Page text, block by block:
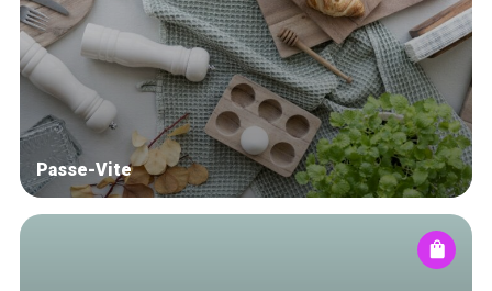
Blog
Tops 10
Artisans
A propos
Passe-Vite